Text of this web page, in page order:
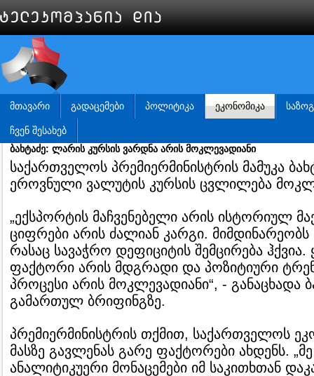
ᲛᲗᲐᲕᲐᲠᲘ ᲒᲐᲓᲐᲪᲔᲛᲔᲑᲘ ᲞᲝᲚᲘᲢᲘᲙᲐ ᲔᲙᲝᲜᲝᲛᲘᲙᲐ
ᲩᲕᲔᲜ ᲨᲔᲡᲐᲮᲔᲑ
ბახტაძე: ლარის კურსის ვარდნა არის მოკლევადიანი
საქართველოს პრემიერმინისტრის მამუკა
ეროვნული ვალუტის კურსის ცვლილება
„ექსპორტის მაჩვენებელი არის ისტორიულ
ციფრები არის ძალიან კარგი. მიმდინარეობს
რასაც სავაჭრო დეფიციტის შემცირება
ფაქტორი არის მდგრადი და პოზიტიური
პროცესი არის მოკლევადიანი“, - განაცხადა
გამართულ ბრიფინგზე.
პრემიერმინისტრის თქმით, საქართველოს
მასზე გავლენას გარე ფაქტორები ახდენს. „მე
ანალიტიკუერი მონაცემები იმ საკითხთან